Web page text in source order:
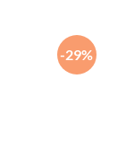
-29%